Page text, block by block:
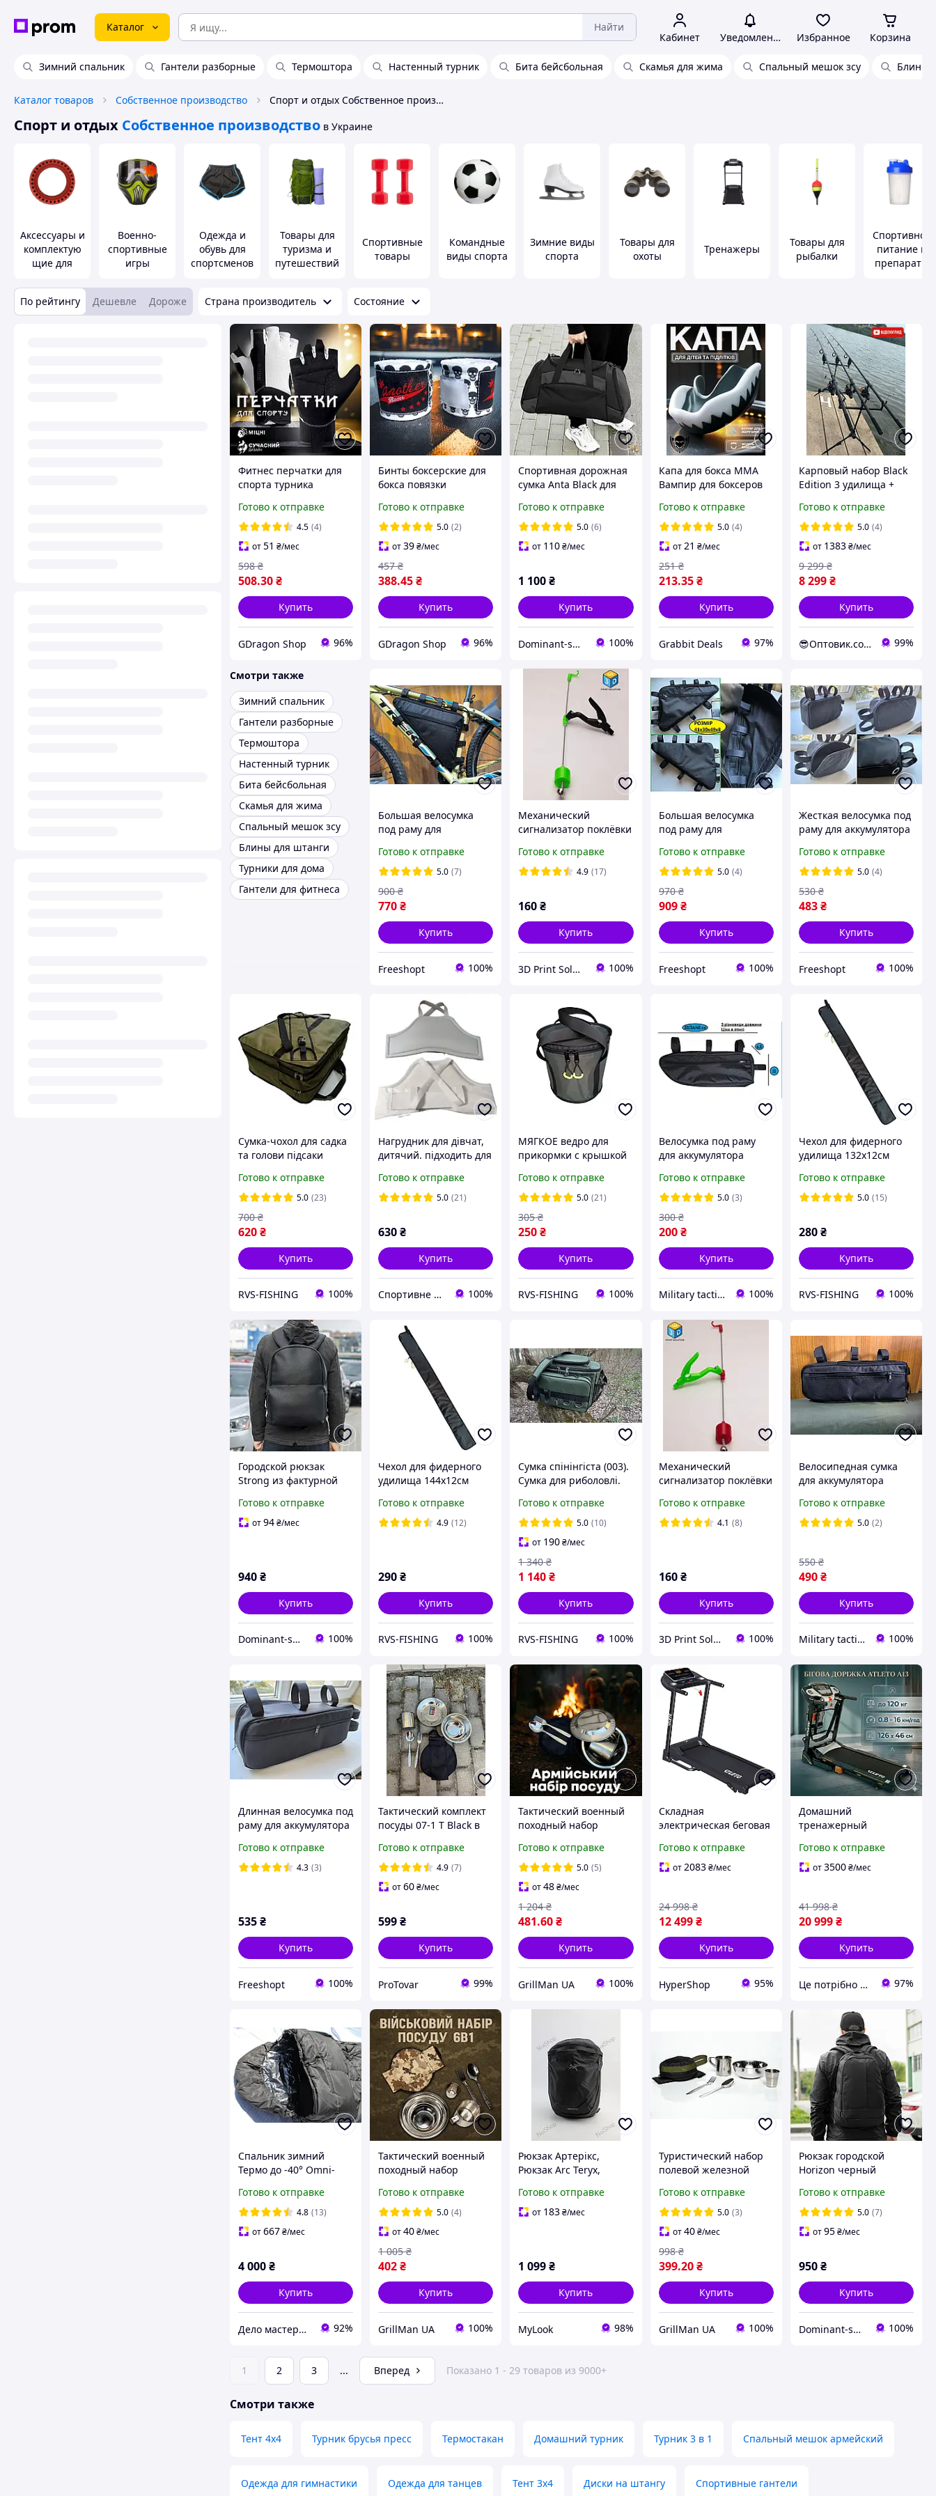
Каталог Найти
Кабинет Уведомления Избранное Корзина
Зимний спальник Гантели разборные Термоштора Настенный турник Бита бейсбольная Скамья для жима Спальный мешок зсу Блины
Каталог товаров Собственное производство Спорт и отдых Собственное производство
Спорт и отдых Собственное производство в Украине
Аксессуары и
комплектую
щие для
порта
Военно-
спортивные
игры
Одежда и
обувь для
спортсменов
Товары для
туризма и
путешествий
Спортивные
товары
Командные
виды спорта
Зимние виды
спорта
Товары для
охоты
Тренажеры
Товары для
рыбалки
Спортивное
питание и
препараты
По рейтингу Дешевле Дороже Страна производитель Состояние
Фитнес перчатки для
спорта турника
велосипеда Vilico
унисекс для
тренажерного зала
Белые
Готово к отправке
4.5 (4)
от51 ₴/мес
508.30₴
598 ₴
Купить
GDragon Shop 96%
Бинты боксерские для
бокса повязки
повязка Another Boxer
бокс боксов на руку для
мма 5м Белые
Готово к отправке
5.0 (2)
от39₴/мес
388.45₴
457 ₴
Купить
GDragon Shop 96%
Спортивная дорожная
сумка Anta Black для
на 47 литров черного
цвета
Готово к отправке
5.0 (6)
от 110₴/мес
1 100₴
Купить
Dominant-shop.com.ua 100%
Капа для бокса ММА
Вампир для боксеров
для зубов спортивная
одночелюстная из
термопластика
Univerza Черная
Готово к отправке
5.0 (4)
от21 ₴/мес
213.35 ₴
251 ₴
Купить
Grabbit Deals 97%
Карповый набор Black
Edition 3 удилища +
Готово к отправке
5.0 (4)
от 1383₴/мес
8 299₴
9 299 ₴
Купить
😎Оптовик.com 99%
Смотри также
Зимний спальник
Гантели разборные
Термоштора
Настенный турник
Бита бейсбольная
Скамья для жима
Спальный мешок зсу
Блины для штанги
Турники для дома
Гантели для фитнеса
Большая велосумка
под раму для
велосипедная сумка
подрамная для акб
электровелосипеда
треугольная
Готово к отправке
5.0 (7)
770₴
900 ₴
Купить
Freeshopt 100%
Механический
сигнализатор поклёвки
зеленый с правым
расположением
Готово к отправке
4.9 (17)
160₴
Купить
3D Print Solutions UA 100%
Большая велосумка
под раму для
велосипедная сумка
подрамная для акб
электровелосипеда
треугольная
Готово к отправке
5.0 (4)
909 ₴
970 ₴
Купить
Freeshopt 100%
Жесткая велосумка под
раму для аккумулятора
подрамная Rockbros
Rosweel 3 4 литра б
соул
Готово к отправке
5.0 (4)
483₴
530 ₴
Купить
Freeshopt 100%
Сумка-чохол для садка
та голови підсаки
Готово к отправке
5.0 (23)
620₴
700 ₴
Купить
RVS-FISHING 100%
Нагрудник для дівчат,
дитячий. підходить для
самбо, ММА та інших
єдиноборств.
Готово к отправке
5.0 (21)
630₴
Купить
Спортивне спорядження для єдиноборств 100%
МЯГКОЕ ведро для
прикормки с крышкой
Готово к отправке
5.0 (21)
250₴
305 ₴
Купить
RVS-FISHING 100%
Велосумка под раму
для аккумулятора
30/34/40 см,
велосипедная сумка
Готово к отправке
5.0 (3)
200 ₴
300 ₴
Купить
Military tactical 100%
Чехол для фидерного
удилища 132х12см
Готово к отправке
5.0 (15)
280₴
Купить
RVS-FISHING 100%
Городской рюкзак
Strong из фактурной
литров с отделение
под ноутбук
Готово к отправке
от94₴/мес
940₴
Купить
Dominant-shop.com.ua 100%
Чехол для фидерного
удилища 144х12см
Готово к отправке
4.9 (12)
290₴
Купить
RVS-FISHING 100%
Сумка спінінгіста (003).
Сумка для риболовлі.
риболовлі
Готово к отправке
5.0 (10)
от 190₴/мес
1 140₴
1 340 ₴
Купить
RVS-FISHING 100%
Механический
сигнализатор поклёвки
красный с правым
расположением
Готово к отправке
4.1 (8)
160 ₴
Купить
3D Print Solutions UA 100%
Велосипедная сумка
для аккумулятора
раму, велосумка для
АКБ прямоугольная
Готово к отправке
5.0 (2)
490₴
550 ₴
Купить
Military tactical 100%
Длинная велосумка под
раму для аккумулятора
подрамная для акб
электровелосипеда
Готово к отправке
4.3 (3)
535₴
Купить
Freeshopt 100%
Тактический комплект
посуды 07-1 Т Black в
полевой набор из
нержавеющей стали с
плоской тарелкой
Готово к отправке
4.9 (7)
от60₴/мес
599₴
Купить
ProTovar 99%
Тактический военный
походный набор
на 1 персону в
компактной сумке
черного цвета 6в1
Готово к отправке
5.0 (5)
от48₴/мес
481.60₴
1 204 ₴
Купить
GrillMan UA 100%
Складная
электрическая беговая
квартиры 3 уровня
наклона встроенная
Готово к отправке
от2083 ₴/мес
12 499 ₴
24 998 ₴
Купить
HyperShop 95%
Домашний
тренажерный
электрическая беговая
дорожка с массажером
Готово к отправке
от3500₴/мес
20 999₴
41 998 ₴
Купить
Це потрібно тобі 97%
Спальник зимний
Термо до -40° Omni-
Готово к отправке
4.8 (13)
от667₴/мес
4 000₴
Купить
Дело мастера боится Интернет-магазин 92%
Тактический военный
походный набор
в сумке на 1 персону
Готово к отправке
5.0 (4)
от40₴/мес
402₴
1 005 ₴
Купить
GrillMan UA 100%
Рюкзак Артерікс,
Рюкзак Arc Teryx,
подарунок хлопцю,
подарунок дівчині, Arc
Готово к отправке
от 183₴/мес
1 099₴
Купить
MyLook 98%
Туристический набор
полевой железной
одного особа, посуда
для армии в сумке
черного цвета
Готово к отправке
5.0 (3)
от40 ₴/мес
399.20 ₴
998 ₴
Купить
GrillMan UA 100%
Рюкзак городской
Horizon черный
с экокожей на 33л
унисекс 47х33х22 см
Готово к отправке
5.0 (7)
от95₴/мес
950₴
Купить
Dominant-shop.com.ua 100%
1 2 3 ... Вперед Показано 1 - 29 товаров из 9000+
Смотри также
Тент 4х4 Турник брусья пресс Термостакан Домашний турник Турник 3 в 1 Спальный мешок армейский
Одежда для гимнастики Одежда для танцев Тент 3х4 Диски на штангу Спортивные гантели